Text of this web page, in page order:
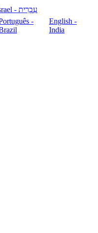
עִבְרִית - Israel
-
English -
India